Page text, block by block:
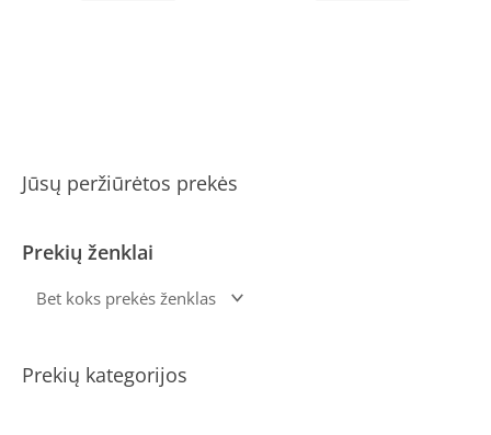
Jūsų peržiūrėtos prekės
Prekių ženklai
Prekių kategorijos